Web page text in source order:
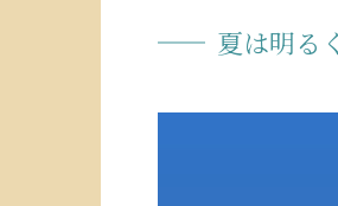
夏は明る